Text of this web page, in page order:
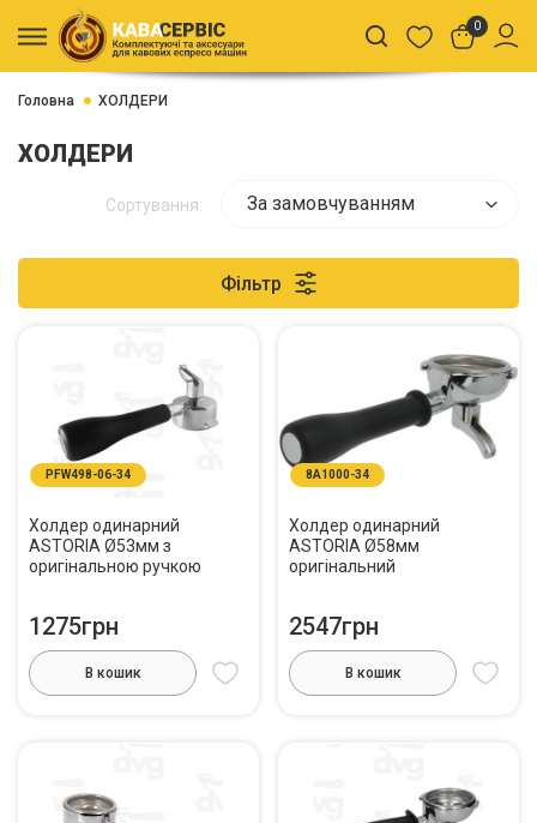
0
Головна ХОЛДЕРИ
ХОЛДЕРИ
Сортування: За замовчуванням
Фільтр
PFW498-06-34
Холдер одинарний
ASTORIA Ø53мм з
оригінальною ручкою
1275грн
В кошик
8A1000-34
Холдер одинарний
ASTORIA Ø58мм
оригінальний
2547грн
В кошик